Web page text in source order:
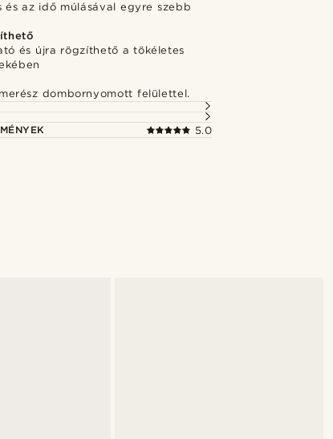
és az idő múlásával egyre szebb
és újra rögzíthető a tökéletes
dombornyomott felülettel.
5.0